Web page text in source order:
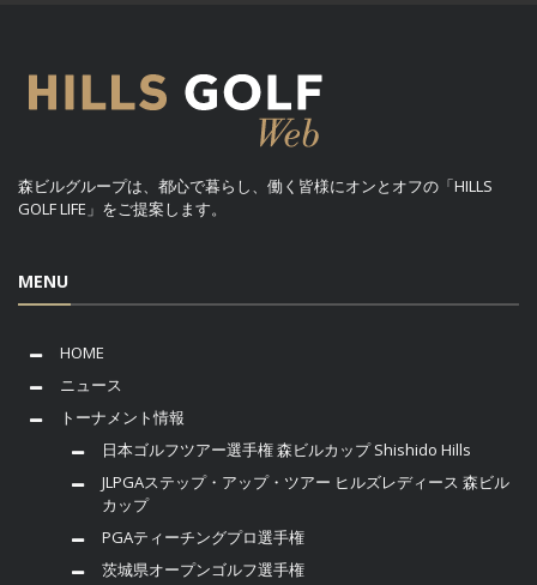
森ビルグループは、都心で暮らし、働く皆様にオンとオフの「HILLS
GOLF LIFE」をご提案します。
MENU
HOME
ニュース
トーナメント情報
日本ゴルフツアー選手権 森ビルカップ Shishido Hills
JLPGAステップ・アップ・ツアー ヒルズレディース 森ビル
カップ
PGAティーチングプロ選手権
茨城県オープンゴルフ選手権